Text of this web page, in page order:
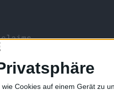
Cookies auf einem Gerät zu
of
saw
and